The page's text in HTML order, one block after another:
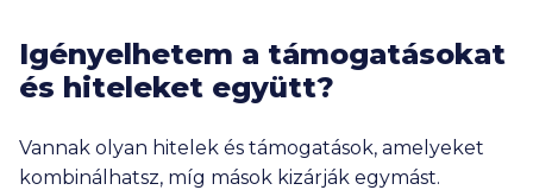
Igényelhetem a támogatásokat
és hiteleket együtt?
Vannak olyan hitelek és támogatások, amelyeket
kombinálhatsz, míg mások kizárják egymást.